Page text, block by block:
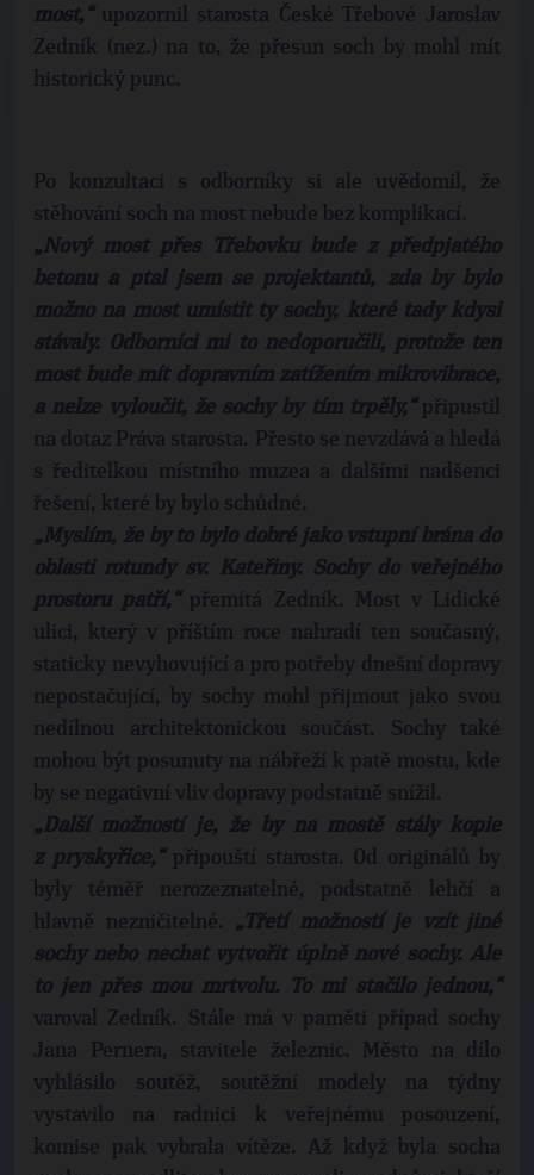
most,“upozornil starosta České Třebové Jaroslav
Zedník (nez.) na to, že přesun soch by mohl mít
historický punc.
Po konzultaci s odborníky si ale uvědomil, že
stěhování soch na most nebude bez komplikací.
„Nový most přes Třebovku bude z předpjatého
betonu a ptal jsem se projektantů, zda by bylo
možno na most umístit ty sochy, které tady kdysi
stávaly. Odborníci mi to nedoporučili, protože ten
most bude mít dopravním zatížením mikrovibrace,
a nelze vyloučit, že sochy by tím trpěly,“ připustil
na dotaz Práva starosta. Přesto se nevzdává a hledá
s ředitelkou místního muzea a dalšími nadšenci
řešení, které by bylo schůdné.
„Myslím, že by to bylo dobré jako vstupní brána do
oblasti rotundy sv. Kateřiny. Sochy do veřejného
prostoru patří,“přemítá Zedník. Most v Lidické
ulici, který v příštím roce nahradí ten současný,
staticky nevyhovující a pro potřeby dnešní dopravy
nepostačující, by sochy mohl přijmout jako svou
nedílnou architektonickou součást. Sochy také
mohou být posunuty na nábřeží k patě mostu, kde
by se negativní vliv dopravy podstatně snížil.
„Další možností je, že by na mostě stály kopie
z pryskyřice,“připouští starosta. Od originálů by
byly téměř nerozeznatelné, podstatně lehčí a
hlavně nezničitelné.
„Třetí možností je vzít jiné
sochy nebo nechat vytvořit úplně nové sochy. Ale
to jen přes mou mrtvolu. To mi stačilo jednou,“
varoval Zedník. Stále má v paměti případ sochy
Jana Pernera, stavitele železnic. Město na dílo
vyhlásilo soutěž, soutěžní modely na týdny
vystavilo na radnici k veřejnému posouzení,
komise pak vybrala vítěze. Až když byla socha